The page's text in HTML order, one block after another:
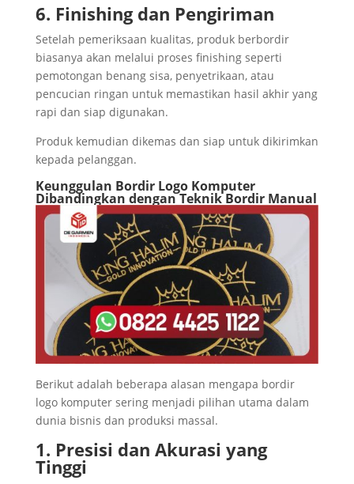
6. Finishing dan Pengiriman
Setelah pemeriksaan kualitas, produk berbordir
biasanya akan melalui proses finishing seperti
pemotongan benang sisa, penyetrikaan, atau
pencucian ringan untuk memastikan hasil akhir yang
rapi dan siap digunakan.
Produk kemudian dikemas dan siap untuk dikirimkan
kepada pelanggan.
Keunggulan Bordir Logo Komputer
Dibandingkan dengan Teknik Bordir Manual
Berikut adalah beberapa alasan mengapa bordir
logo komputer sering menjadi pilihan utama dalam
dunia bisnis dan produksi massal.
1. Presisi dan Akurasi yang
Tinggi